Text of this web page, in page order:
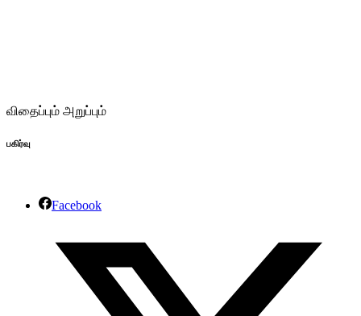
விதைப்பும் அறுப்பும்
பகிர்வு
Facebook